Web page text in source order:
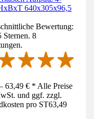
640x305x96,5
Bewertung:
Sternen. 8
63,49 € * Alle Preise
und ggf. zzgl.
pro ST63,49